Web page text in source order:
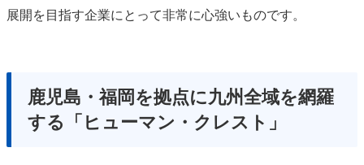
展開を目指す企業にとって非常に心強いものです。
鹿児島・福岡を拠点に九州全域を網羅
する「ヒューマン・クレスト」